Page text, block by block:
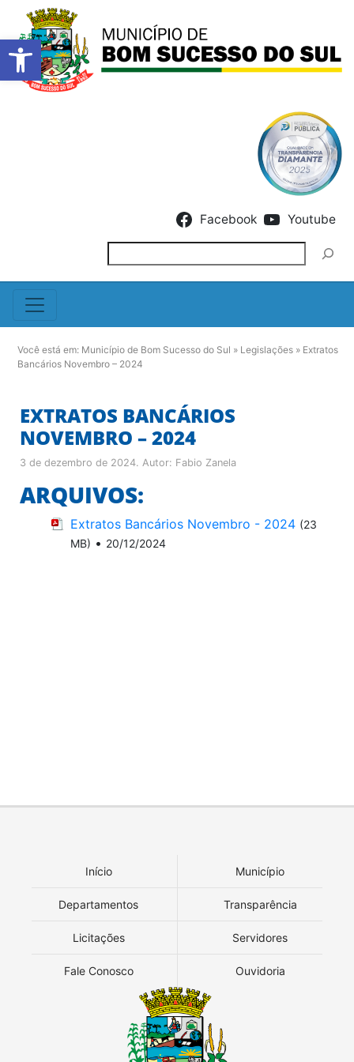
Barra de Ferramentas
Facebook Youtube
Você está em: Município de Bom Sucesso do Sul » Legislações » Extratos
Bancários Novembro – 2024
EXTRATOS BANCÁRIOS
NOVEMBRO – 2024
3 de dezembro de 2024. Autor: Fabio Zanela
ARQUIVOS:
Extratos Bancários Novembro - 2024 (23
MB) • 20/12/2024
Início Município
Departamentos Transparência
Licitações Servidores
Fale Conosco Ouvidoria